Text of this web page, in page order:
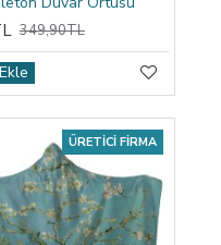
349,90TL
ÜRETICI FIRMA